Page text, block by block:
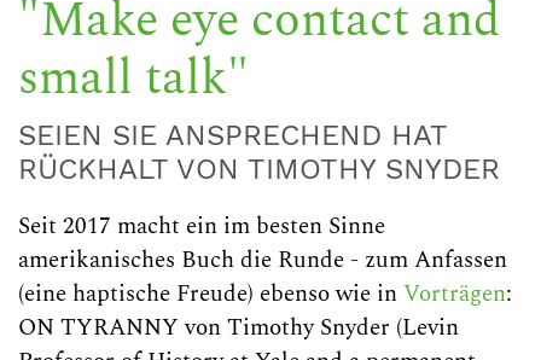
"Make eye contact and
small talk"
SEIEN SIE ANSPRECHEND HAT
RÜCKHALT VON TIMOTHY SNYDER
Seit 2017 macht ein im besten Sinne
amerikanisches Buch die Runde - zum Anfassen
(eine haptische Freude) ebenso wie inVorträgen:
ON TYRANNY von Timothy Snyder (Levin